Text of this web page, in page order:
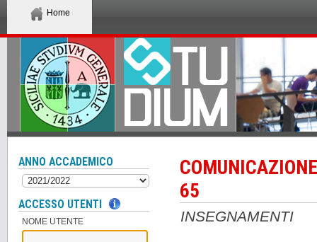
Home
65
INSEGNAMENTI
ANNO ACCADEMICO
ACCESSO UTENTI
NOME UTENTE